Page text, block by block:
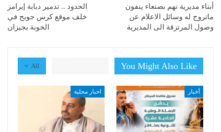
أبناء مديرية نهم بصنعاء ينفون
ماتروج له وسائل الاعلام عن
وصول المرتزقة الى المديرية
الحدود .. تدمير دبابة إبرامز
خلف موقع كرس جوبح في
الخوبة بجيزان
All You Might Also Like
أخبار اخبار محلية